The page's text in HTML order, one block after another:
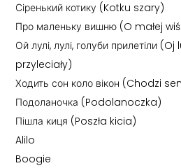
Сіренький котику (Kotku szary)
Про маленьку вишню (O małej
Ой лулі, лулі, голуби прилетіли
przyleciały)
Ходить сон коло вікон (Chodzi
Подоланочка (Podolanoczka)
Пішла киця (Poszła kicia)
Alilo
Boogie